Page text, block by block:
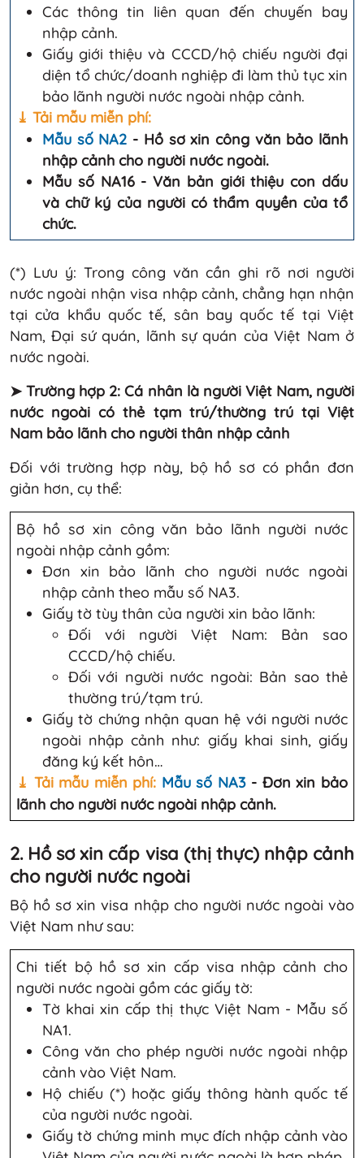
Các thông tin liên quan đến chuyến bay
nhập cảnh.
Giấy giới thiệu và CCCD/hộ chiếu người đại
diện tổ chức/doanh nghiệp đi làm thủ tục xin
bảo lãnh người nước ngoài nhập cảnh.
⤓ Tải mẫu miễn phí:
Mẫu số NA2 - Hồ sơ xin công văn bảo lãnh
nhập cảnh cho người nước ngoài.
Mẫu số NA16 -Văn bản giới thiệu con dấu
và chữ ký của người có thẩm quyền của tổ
chức.
(*) Lưu ý: Trong công văn cần ghi rõ nơi người
nước ngoài nhận visa nhập cảnh, chẳng hạn nhận
tại cửa khẩu quốc tế, sân bay quốc tế tại Việt
Nam, Đại sứ quán, lãnh sự quán của Việt Nam ở
nước ngoài.
➤ Trường hợp 2: Cá nhân là người Việt Nam, người
nước ngoài có thẻ tạm trú/thường trú tại Việt
Nam bảo lãnh cho người thân nhập cảnh
Đối với trường hợp này, bộ hồ sơ có phần đơn
giản hơn, cụ thể:
Bộ hồ sơ xin công văn bảo lãnh người nước
ngoài nhập cảnh gồm:
Đơn xin bảo lãnh cho người nước ngoài
nhập cảnh theo mẫu số NA3.
Giấy tờ tùy thân của người xin bảo lãnh:
Đối với người Việt Nam: Bản sao
CCCD/hộ chiếu.
Đối với người nước ngoài: Bản sao thẻ
thường trú/tạm trú.
Giấy tờ chứng nhận quan hệ với người nước
ngoài nhập cảnh như: giấy khai sinh, giấy
đăng ký kết hôn…
⤓ Tải mẫu miễn phí: Mẫu số NA3- Đơn xin bảo
lãnh cho người nước ngoài nhập cảnh.
2. Hồ sơ xin cấp visa (thị thực) nhập cảnh
cho người nước ngoài
Bộ hồ sơ xin visa nhập cho người nước ngoài vào
Việt Nam như sau:
Chi tiết bộ hồ sơ xin cấp visa nhập cảnh cho
người nước ngoài gồm các giấy tờ:
Tờ khai xin cấp thị thực Việt Nam - Mẫu số
NA1.
Công văn cho phép người nước ngoài nhập
cảnh vào Việt Nam.
Hộ chiếu (*) hoặc giấy thông hành quốc tế
của người nước ngoài.
Giấy tờ chứng minh mục đích nhập cảnh vào